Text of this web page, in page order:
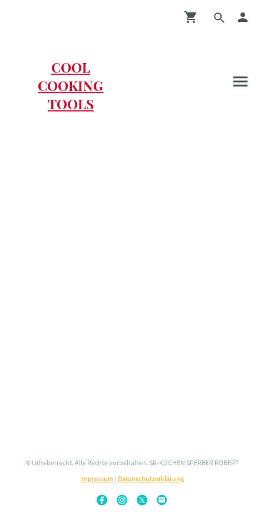
COOL
COOKING
TOOLS
© Urheberrecht. Alle Rechte vorbehalten. SR-KÜCHEN SPERBER ROBERT
Impressum | Datenschutzerklärung